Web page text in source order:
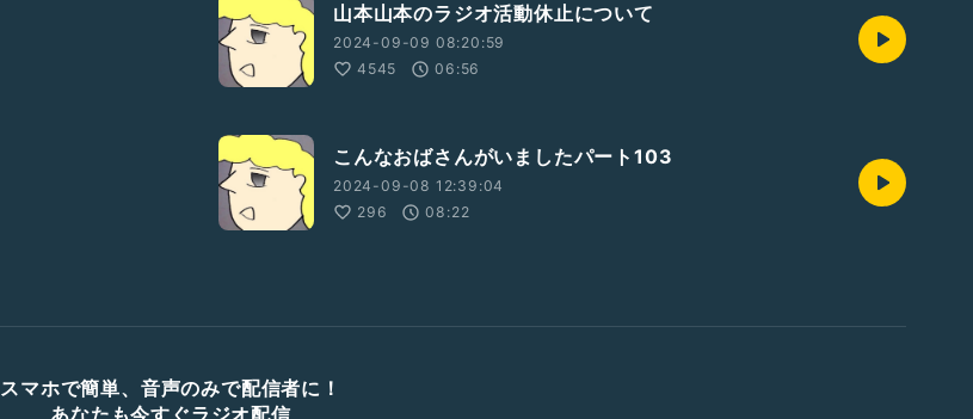
山本山本のラジオ活動休止について
2024-09-09 08:20:59
4545
06:56
こんなおばさんがいましたパート103
2024-09-08 12:39:04
296
08:22
スマホで簡単、音声のみで配信者に！
あなたも今すぐラジオ配信